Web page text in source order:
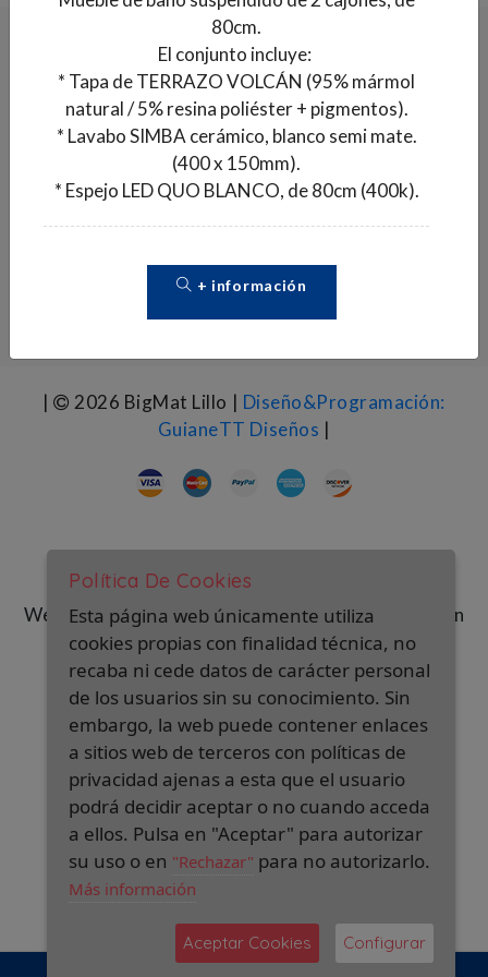
REGÍSTRATE!
Registrarme
Sobre nosotros
Mi cuenta
| 2026 BigMat Lillo | Diseño&Programación:
GuianeTT Diseños |
Web financiada por la Unión Europea-Next Generation
(EU) del mecanismo de recuperación y resiliencia
80cm.
El conjunto incluye:
* Tapa de TERRAZO VOLCÁN (95% mármol
natural / 5% resina poliéster + pigmentos).
* Lavabo SIMBA cerámico, blanco semi mate.
(400 x 150mm).
* Espejo LED QUO BLANCO, de 80cm (400k).
+ información
Política De Cookies
Esta página web únicamente utiliza
cookies propias con finalidad técnica, no
recaba ni cede datos de carácter personal
de los usuarios sin su conocimiento. Sin
embargo, la web puede contener enlaces
a sitios web de terceros con políticas de
privacidad ajenas a esta que el usuario
podrá decidir aceptar o no cuando acceda
a ellos. Pulsa en "Aceptar" para autorizar
su uso o en "Rechazar" para no autorizarlo.
Más información
Aceptar Cookies Configurar